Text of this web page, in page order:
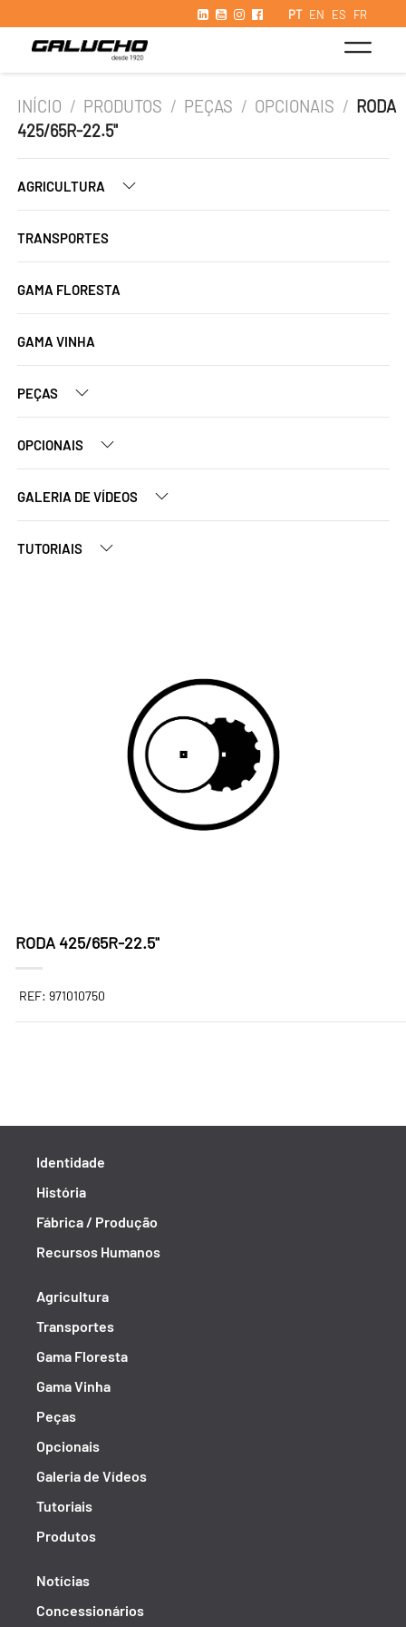
PT EN ES FR
INÍCIO / PRODUTOS / PEÇAS / OPCIONAIS / RODA
425/65R-22.5"
AGRICULTURA
TRANSPORTES
GAMA FLORESTA
GAMA VINHA
PEÇAS
OPCIONAIS
GALERIA DE VÍDEOS
TUTORIAIS
RODA 425/65R-22.5"
REF: 971010750
Identidade
História
Fábrica / Produção
Recursos Humanos
Agricultura
Transportes
Gama Floresta
Gama Vinha
Peças
Opcionais
Galeria de Vídeos
Tutoriais
Produtos
Notícias
Concessionários